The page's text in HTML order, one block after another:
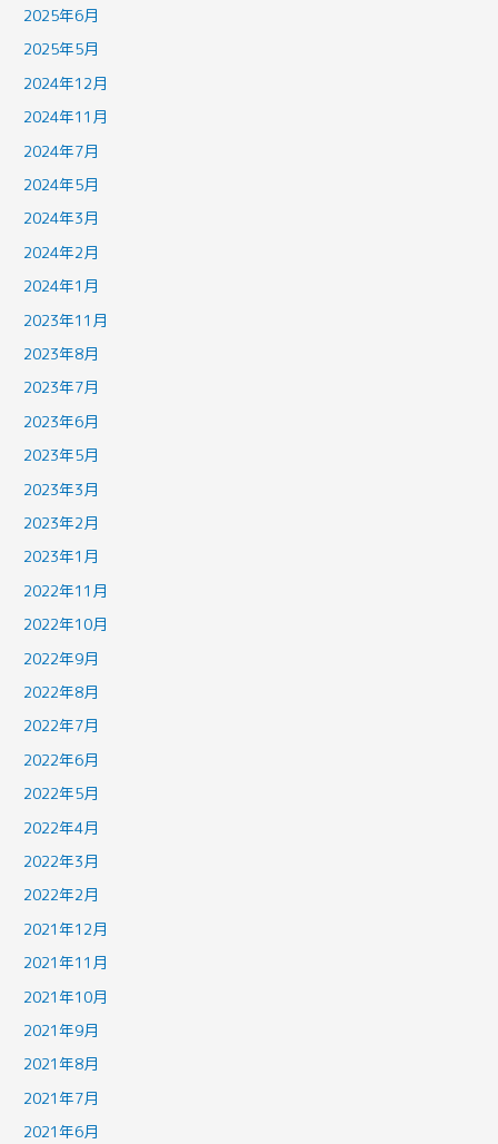
2025年6月
2025年5月
2024年12月
2024年11月
2024年7月
2024年5月
2024年3月
2024年2月
2024年1月
2023年11月
2023年8月
2023年7月
2023年6月
2023年5月
2023年3月
2023年2月
2023年1月
2022年11月
2022年10月
2022年9月
2022年8月
2022年7月
2022年6月
2022年5月
2022年4月
2022年3月
2022年2月
2021年12月
2021年11月
2021年10月
2021年9月
2021年8月
2021年7月
2021年6月